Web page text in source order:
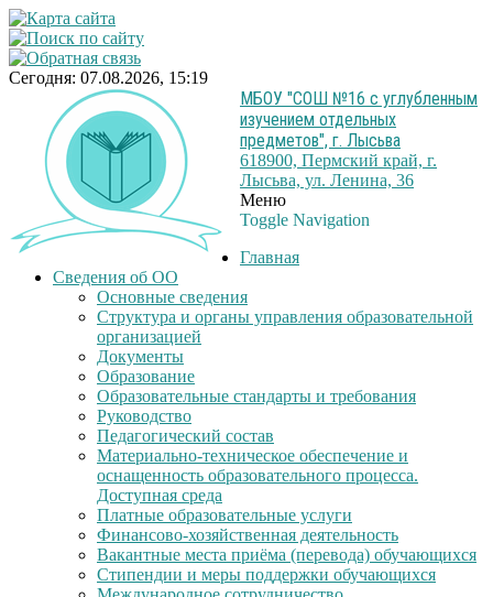
Сегодня: 07.08.2026, 15:19
МБОУ "СОШ №16 с углубленным
изучением отдельных
предметов", г. Лысьва
618900, Пермский край, г.
Лысьва, ул. Ленина, 36
Меню
Toggle Navigation
Главная
Сведения об ОО
Основные сведения
Структура и органы управления образовательной
организацией
Документы
Образование
Образовательные стандарты и требования
Руководство
Педагогический состав
Материально-техническое обеспечение и
оснащенность образовательного процесса.
Доступная среда
Платные образовательные услуги
Финансово-хозяйственная деятельность
Вакантные места приёма (перевода) обучающихся
Стипендии и меры поддержки обучающихся